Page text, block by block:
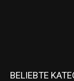
BELIEBTE